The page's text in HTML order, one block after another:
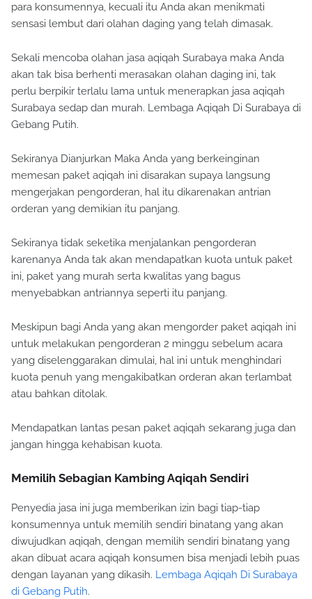
para konsumennya, kecuali itu Anda akan menikmati
sensasi lembut dari olahan daging yang telah dimasak.
Sekali mencoba olahan jasa aqiqah Surabaya maka Anda
akan tak bisa berhenti merasakan olahan daging ini, tak
perlu berpikir terlalu lama untuk menerapkan jasa aqiqah
Surabaya sedap dan murah. Lembaga Aqiqah Di Surabaya di
Gebang Putih.
Sekiranya Dianjurkan Maka Anda yang berkeinginan
memesan paket aqiqah ini disarakan supaya langsung
mengerjakan pengorderan, hal itu dikarenakan antrian
orderan yang demikian itu panjang.
Sekiranya tidak seketika menjalankan pengorderan
karenanya Anda tak akan mendapatkan kuota untuk paket
ini, paket yang murah serta kwalitas yang bagus
menyebabkan antriannya seperti itu panjang.
Meskipun bagi Anda yang akan mengorder paket aqiqah ini
untuk melakukan pengorderan 2 minggu sebelum acara
yang diselenggarakan dimulai, hal ini untuk menghindari
kuota penuh yang mengakibatkan orderan akan terlambat
atau bahkan ditolak.
Mendapatkan lantas pesan paket aqiqah sekarang juga dan
jangan hingga kehabisan kuota.
Memilih Sebagian Kambing Aqiqah Sendiri
Penyedia jasa ini juga memberikan izin bagi tiap-tiap
konsumennya untuk memilih sendiri binatang yang akan
diwujudkan aqiqah, dengan memilih sendiri binatang yang
akan dibuat acara aqiqah konsumen bisa menjadi lebih puas
dengan layanan yang dikasih. Lembaga Aqiqah Di Surabaya
di Gebang Putih.